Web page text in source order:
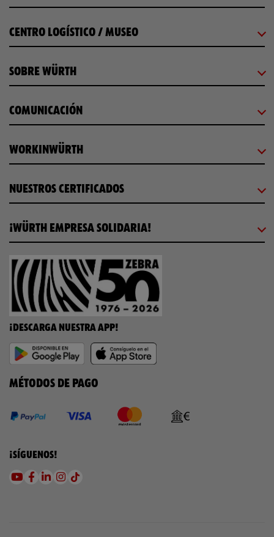
CENTRO LOGÍSTICO / MUSEO
SOBRE WÜRTH
COMUNICACIÓN
WORKINWÜRTH
NUESTROS CERTIFICADOS
¡WÜRTH EMPRESA SOLIDARIA!
¡DESCARGA NUESTRA APP!
MÉTODOS DE PAGO
¡SÍGUENOS!